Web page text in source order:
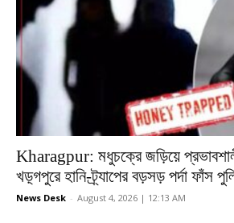
Kharagpur: মধুচক্রে জড়িয়ে
খড়্গপুরে হানি-ট্র্যাপের বড়সড় পর্দা ফাঁস
News Desk - August 4, 2026 | 12:13 AM